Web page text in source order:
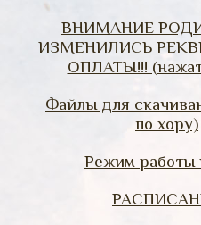
ВНИМАНИЕ
ИЗМЕНИЛИСЬ
ОПЛАТЫ!!!
Файлы для
по хору)
Режим работы